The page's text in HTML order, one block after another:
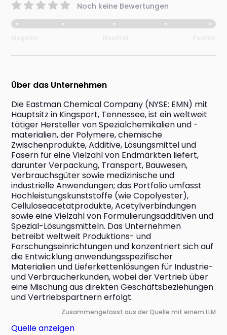
Noch keine Bewertungen
Über das Unternehmen
Die Eastman Chemical Company (NYSE: EMN) mit
Hauptsitz in Kingsport, Tennessee, ist ein weltweit
tätiger Hersteller von Spezialchemikalien und -
materialien, der Polymere, chemische
Zwischenprodukte, Additive, Lösungsmittel und
Fasern für eine Vielzahl von Endmärkten liefert,
darunter Verpackung, Transport, Bauwesen,
Verbrauchsgüter sowie medizinische und
industrielle Anwendungen; das Portfolio umfasst
Hochleistungskunststoffe (wie Copolyester),
Celluloseacetatprodukte, Acetylverbindungen
sowie eine Vielzahl von Formulierungsadditiven und
Spezial-Lösungsmitteln. Das Unternehmen
betreibt weltweit Produktions- und
Forschungseinrichtungen und konzentriert sich auf
die Entwicklung anwendungsspezifischer
Materialien und Lieferkettenlösungen für Industrie-
und Verbraucherkunden, wobei der Vertrieb über
eine Mischung aus direkten Geschäftsbeziehungen
und Vertriebspartnern erfolgt.
Zusammengefasst aus der Quelle mit einem LLM
Quelle anzeigen